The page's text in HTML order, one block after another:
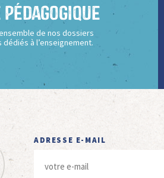
Pédagogique
de nos dossiers
à l’enseignement.
ADRESSE E-MAIL